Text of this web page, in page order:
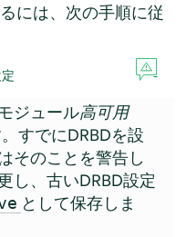
には、次の手順に従
ジュール高可用
すでにDRBDを設
そのことを警告し
し、古いDRBD設定
として保存しま